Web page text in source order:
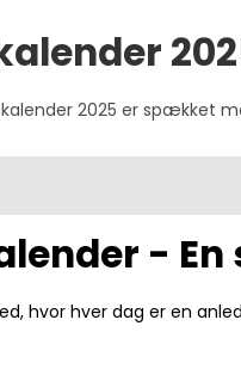
2025 er spækket
-
hvor hver dag er en